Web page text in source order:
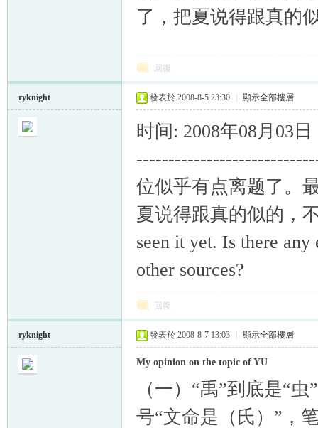
了，把夏说得跟真的
回復
ryknight 發表於 2008-8-5 23:30 顯示全部樓層
时间: 2008年08月03
位似乎有点离题了。
夏说得跟真的似的，
seen it yet. Is there any
other sources?
回復
ryknight 發表於 2008-8-7 13:03 顯示全部樓層
My opinion on the topic of YU
（一）“禹”到底是“
号“文命是（氏）”，